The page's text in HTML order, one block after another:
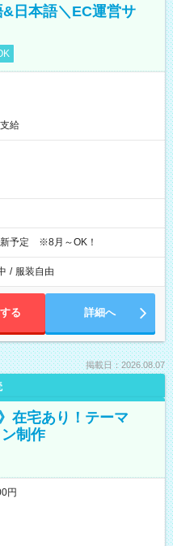
日本語＼EC運営サ
給
予定 ※8月～OK！
/ 服装自由
る 詳細へ
掲載日：2026.08.07
在宅あり！テーマ
制作
円